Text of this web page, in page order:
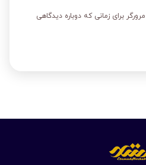
برای زمانی که دوباره دیدگاهی